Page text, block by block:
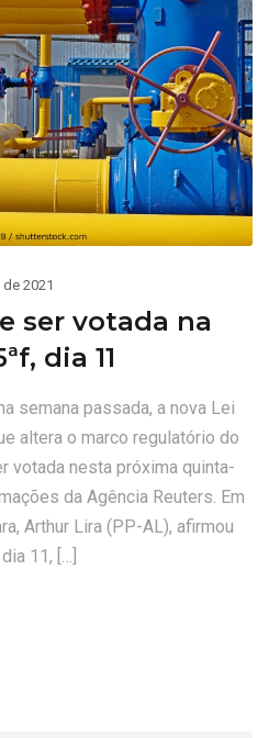
2021
ser votada na
dia 11
semana passada, a nova Lei
altera o marco regulatório do
votada nesta próxima quinta-
da Agência Reuters. Em
Arthur Lira (PP-AL), afirmou
11, […]